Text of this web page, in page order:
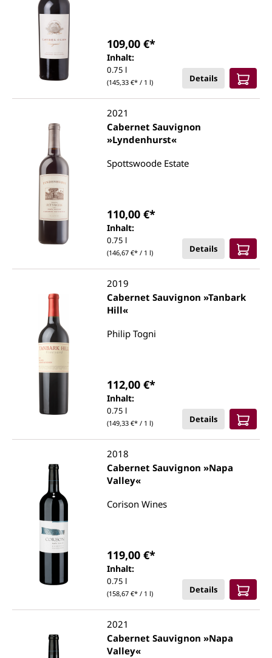
Inhalt:
0.75 l
(145,33 €* / 1 l)
109,00 €*
Details
2021
Cabernet Sauvignon
»Lyndenhurst«
Spottswoode Estate
Inhalt:
0.75 l
(146,67 €* / 1 l)
110,00 €*
Details
2019
Cabernet Sauvignon »Tanbark
Hill«
Philip Togni
Inhalt:
0.75 l
(149,33 €* / 1 l)
112,00 €*
Details
2018
Cabernet Sauvignon »Napa
Valley«
Corison Wines
Inhalt:
0.75 l
(158,67 €* / 1 l)
119,00 €*
Details
2021
Cabernet Sauvignon »Napa
Valley«